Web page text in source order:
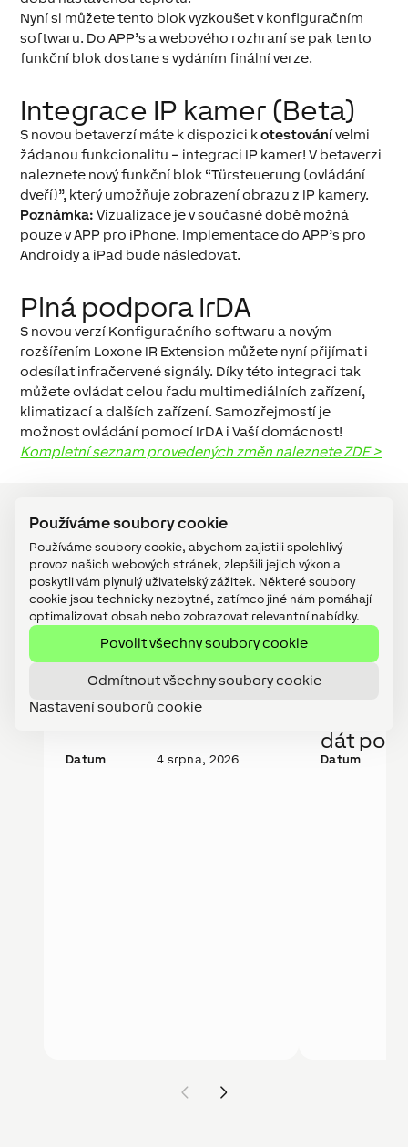
Používáme soubory cookie
Používáme soubory cookie, abychom zajistili spolehlivý
provoz našich webových stránek, zlepšili jejich výkon a
poskytli vám plynulý uživatelský zážitek. Některé soubory
cookie jsou technicky nezbytné, zatímco jiné nám pomáhají
optimalizovat obsah nebo zobrazovat relevantní nabídky.
Povolit všechny soubory cookie
Odmítnout všechny soubory cookie
Nastavení souborů cookie
Nyní si můžete tento blok vyzkoušet v konfiguračním
softwaru. Do APP’s a webového rozhraní se pak tento
funkční blok dostane s vydáním finální verze.
Integrace IP kamer (Beta)
S novou betaverzí máte k dispozici kotestovánívelmi
žádanou funkcionalitu – integraci IP kamer! V betaverzi
naleznete nový funkční blok “Türsteuerung (ovládání
dveří)”, který umožňuje zobrazení obrazu z IP kamery.
Poznámka: Vizualizace je v současné době možná
pouze v APP pro iPhone. Implementace do APP’s pro
Androidy a iPad bude následovat.
Plná podpora IrDA
S novou verzí Konfiguračního softwaru a novým
rozšířením Loxone IR Extension můžete nyní přijímat i
odesílat infračervené signály. Díky této integraci tak
můžete ovládat celou řadu multimediálních zařízení,
klimatizací a dalších zařízení. Samozřejmostí je
možnost ovládání pomocí IrDA i Vaší domácnost!
Kompletní seznam provedených změn naleznete ZDE >
Nejnovější příspěvky
TECHNOLOGIE
Novinka: Wall Display
10“
Datum 4 srpna, 2026
dát
Datum